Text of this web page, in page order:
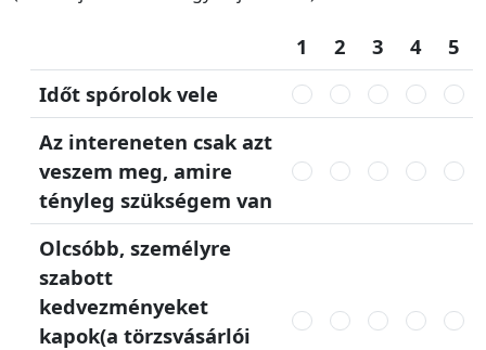
1 2 3 4
5
Időt spórolok vele
Az intereneten csak azt
veszem meg, amire
tényleg szükségem van
Olcsóbb, személyre
szabott
kedvezményeket
kapok(a törzsvásárlói